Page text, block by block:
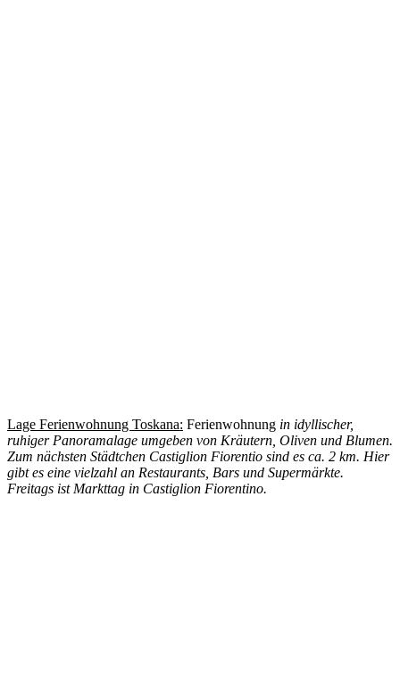
Lage Ferienwohnung Toskana: Ferienwohnung in idyllischer,
ruhiger Panoramalage umgeben von Kräutern, Oliven und Blumen.
Zum nächsten Städtchen Castiglion Fiorentio sind es ca. 2 km. Hier
gibt es eine vielzahl an Restaurants, Bars und Supermärkte.
Freitags ist Markttag in Castiglion Fiorentino.